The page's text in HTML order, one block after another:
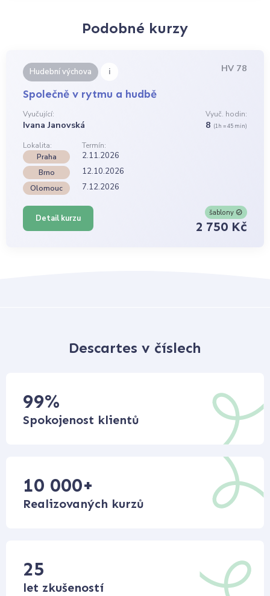
Podobné kurzy
Hudební výchova i HV 78
Společně v rytmu a hudbě
Vyučující:
Ivana Janovská
Vyuč. hodin:
8 (1h = 45 min)
Lokalita:
Termín:
Praha
2.11.2026
Brno 12.10.2026
Olomouc 7.12.2026
Detail kurzu
šablony
2 750 Kč
Descartes v číslech
99%
Spokojenost klientů
10 000+
Realizovaných kurzů
25
let zkušeností